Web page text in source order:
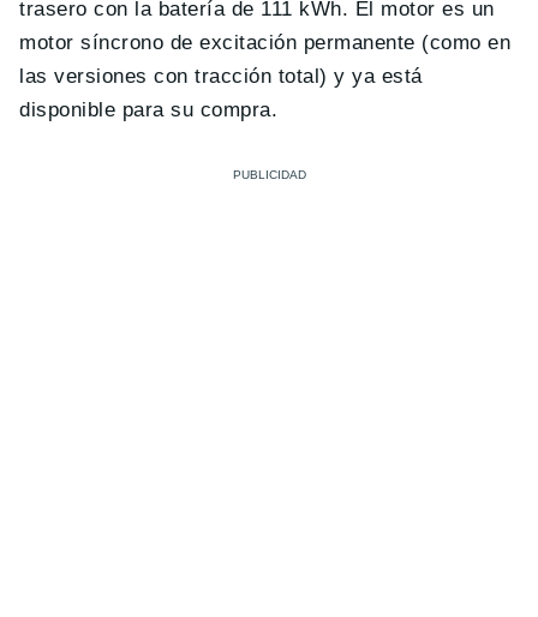
trasero con la batería de 111 kWh. El motor es un
motor síncrono de excitación permanente (como en
las versiones con tracción total) y ya está
disponible para su compra.